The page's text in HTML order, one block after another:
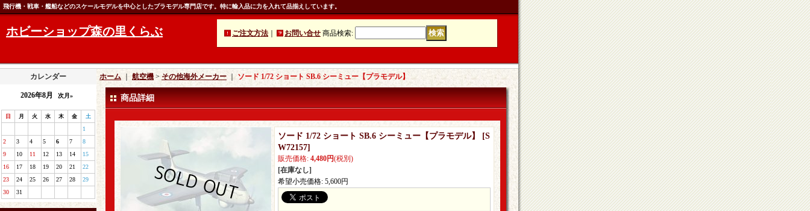
飛行機・戦車・艦船などのスケールモデルを中心としたプラモデル専門店です。特に輸入品に力を入れて品揃えしています。
ホビーショップ森の里くらぶ ご注文方法 お問い合せ 商品検索:
カレンダー
2026年8月 次月»
日 月 火 水 木 金 土
1
2
3 4 5 6 7
8
9
10 11 12 13 14
15
16
17 18 19 20 21
22
23
24 25 26 27 28
29
30
31
ホーム 航空機 > その他海外メーカー ｜ ソード 1/72 ショート SB.6 シーミュー【プラモデル】
商品詳細
ソード 1/72 ショート SB.6 シーミュー【プラモデル】 [S
W72157]
販売価格: 4,480円(税別)
[在庫なし]
希望小売価格: 5,600円